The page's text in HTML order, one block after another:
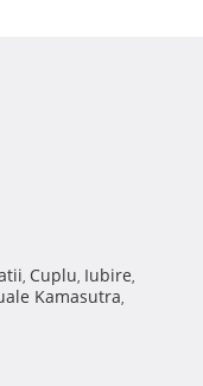
, Cuplu, Iubire,
Kamasutra,